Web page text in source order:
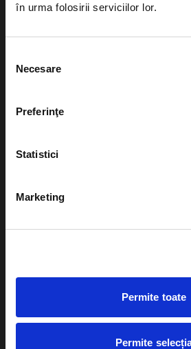
în urma folosirii serviciilor lor.
consimțământului
Necesare
Preferinţe
Statistici
Marketing
Permite toate
Permite
Evenimente
Teatru
festivaluri
Diverse
Despre noi